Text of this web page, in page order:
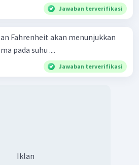
Jawaban terverifikasi
Fahrenheit akan menunjukkan
pada suhu ....
Jawaban terverifikasi
Iklan